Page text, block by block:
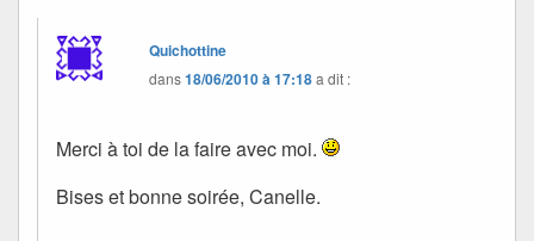
Quichottine
dans18/06/2010 à 17:18a dit :
Merci à toi de la faire avec moi.
Bises et bonne soirée, Canelle.